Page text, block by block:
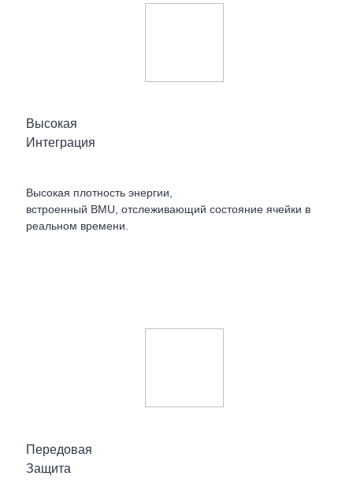
Высокая
Интеграция
Высокая плотность энергии,
встроенный BMU, отслеживающий состояние ячейки в
реальном времени.
Передовая
Защита